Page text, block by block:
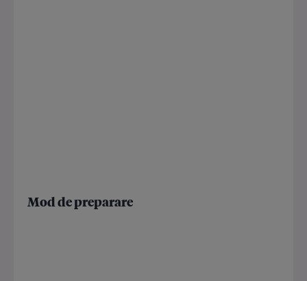
Mod de preparare